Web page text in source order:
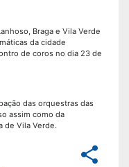
Braga e Vila Verde
da cidade
de coros no dia 23 de
das orquestras das
assim como da
de Vila Verde.
share